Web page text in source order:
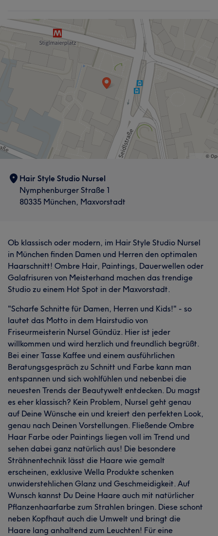
Hair Style Studio Nursel
Nymphenburger Straße 1
80335 München, Maxvorstadt
Ob klassisch oder modern, im Hair Style Studio Nursel
in München finden Damen und Herren den optimalen
Haarschnitt! Ombre Hair, Paintings, Dauerwellen oder
Galafrisuren von Meisterhand machen das trendige
Studio zu einem Hot Spot in der Maxvorstadt.
"Scharfe Schnitte für Damen, Herren und Kids!" - so
lautet das Motto in dem Hairstudio von
Friseurmeisterin Nursel Gündüz. Hier ist jeder
willkommen und wird herzlich und freundlich begrüßt.
Bei einer Tasse Kaffee und einem ausführlichen
Beratungsgespräch zu Schnitt und Farbe kann man
entspannen und sich wohlfühlen und nebenbei die
neuesten Trends der Beautywelt entdecken. Du magst
es eher klassisch? Kein Problem, Nursel geht genau
auf Deine Wünsche ein und kreiert den perfekten Look,
genau nach Deinen Vorstellungen. Fließende Ombre
Haar Farbe oder Paintings liegen voll im Trend und
sehen dabei ganz natürlich aus! Die besondere
Strähnentechnik lässt die Haare wie gemalt
erscheinen, exklusive Wella Produkte schenken
unwiderstehlichen Glanz und Geschmeidigkeit. Auf
Wunsch kannst Du Deine Haare auch mit natürlicher
Pflanzenhaarfarbe zum Strahlen bringen. Diese schont
neben Kopfhaut auch die Umwelt und bringt die
Haare lang anhaltend zum Leuchten! Für eine